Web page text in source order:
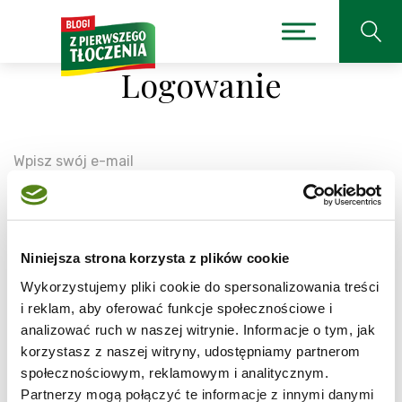
Niniejsza strona korzysta z plików cookie
Wykorzystujemy pliki cookie do spersonalizowania treści
i reklam, aby oferować funkcje społecznościowe i
analizować ruch w naszej witrynie. Informacje o tym, jak
korzystasz z naszej witryny, udostępniamy partnerom
społecznościowym, reklamowym i analitycznym.
Partnerzy mogą połączyć te informacje z innymi danymi
Logowanie
Wpisz swój e-mail
Wpisz swoje hasło
Zaloguj się